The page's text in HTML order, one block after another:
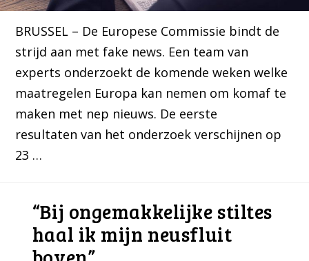
BRUSSEL – De Europese Commissie bindt de
strijd aan met fake news. Een team van
experts onderzoekt de komende weken welke
maatregelen Europa kan nemen om komaf te
maken met nep nieuws. De eerste
resultaten van het onderzoek verschijnen op
23 …
“Bij ongemakkelijke stiltes
haal ik mijn neusfluit